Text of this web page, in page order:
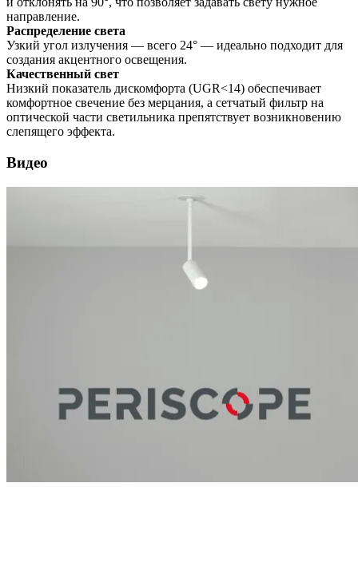
направление.
Распределение света
Узкий угол излучения — всего 24° — идеально подходит для
создания акцентного освещения.
Качественный свет
Низкий показатель дискомфорта (UGR<14) обеспечивает
комфортное свечение без мерцания, а сетчатый фильтр на
оптической части светильника препятствует возникновению
слепящего эффекта.
Видео